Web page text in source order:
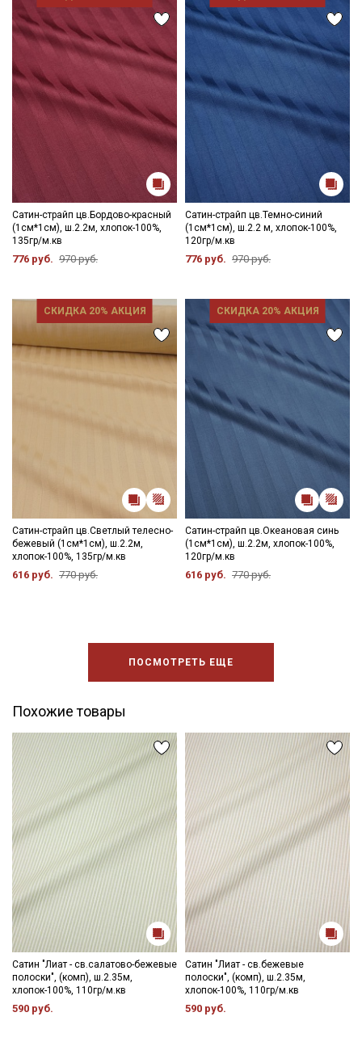
Сатин-страйп цв.Бордово-красный
(1см*1см), ш.2.2м, хлопок-100%,
135гр/м.кв
776 руб. 970 руб.
Сатин-страйп цв.Темно-синий
(1см*1см), ш.2.2 м, хлопок-100%,
120гр/м.кв
776 руб. 970 руб.
СКИДКА 20% АКЦИЯ
Сатин-страйп цв.Светлый телесно-
бежевый (1см*1см), ш.2.2м,
хлопок-100%, 135гр/м.кв
616 руб. 770 руб.
СКИДКА 20% АКЦИЯ
Сатин-страйп цв.Океановая синь
(1см*1см), ш.2.2м, хлопок-100%,
120гр/м.кв
616 руб. 770 руб.
ПОСМОТРЕТЬ ЕЩЕ
Похожие товары
Сатин "Лиат - св.салатово-бежевые
полоски", (комп), ш.2.35м,
хлопок-100%, 110гр/м.кв
590 руб.
Сатин "Лиат - св.бежевые
полоски", (комп), ш.2.35м,
хлопок-100%, 110гр/м.кв
590 руб.
Даю Согласие на получение рекламных и
информационных рассылок